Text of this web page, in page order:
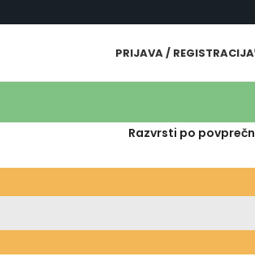
PRIJAVA / REGISTRACIJA